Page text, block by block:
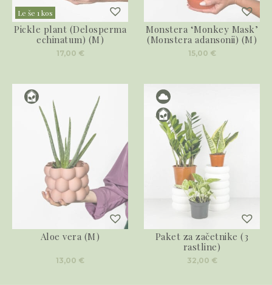
Le še 1 kos
Pickle plant (Delosperma
echinatum) (M)
17,00 €
Monstera ‘Monkey Mask’
(Monstera adansonii) (M)
15,00 €
Aloe vera (M)
13,00 €
Paket za začetnike (3
rastline)
32,00 €